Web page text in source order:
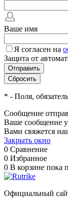
Ваше имя
Я согласен на
Защита от
* - Поля,
Сообщение
Ваше сообщение
Вами свяжется
Закрыть окно
0 Сравнение
0 Избранное
0 В корзине пока
Официальный